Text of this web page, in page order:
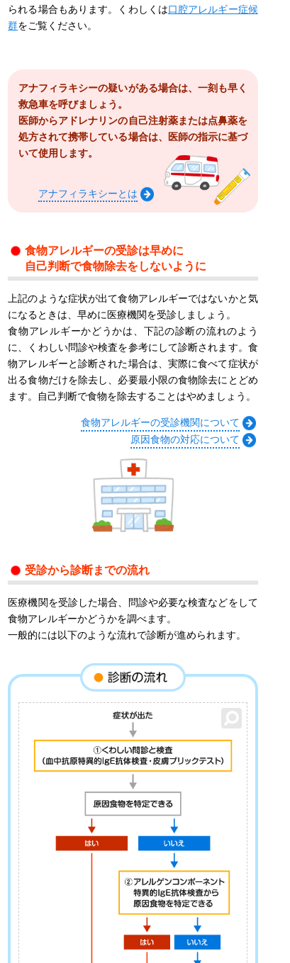
られる場合もあります。くわしくは口腔アレルギー症候
群をご覧ください。
アナフィラキシーの疑いがある場合は、一刻も早く
救急車を呼びましょう。
医師からアドレナリンの自己注射薬または点鼻薬を
処方されて携帯している場合は、医師の指示に基づ
いて使用します。
アナフィラキシーとは
食物アレルギーの受診は早めに
自己判断で食物除去をしないように
上記のような症状が出て食物アレルギーではないかと気
になるときは、早めに医療機関を受診しましょう。
食物アレルギーかどうかは、下記の診断の流れのよう
に、くわしい問診や検査を参考にして診断されます。食
物アレルギーと診断された場合は、実際に食べて症状が
出る食物だけを除去し、必要最小限の食物除去にとどめ
ます。自己判断で食物を除去することはやめましょう。
食物アレルギーの受診機関について
原因食物の対応について
受診から診断までの流れ
医療機関を受診した場合、問診や必要な検査などをして
食物アレルギーかどうかを調べます。
一般的には以下のような流れで診断が進められます。